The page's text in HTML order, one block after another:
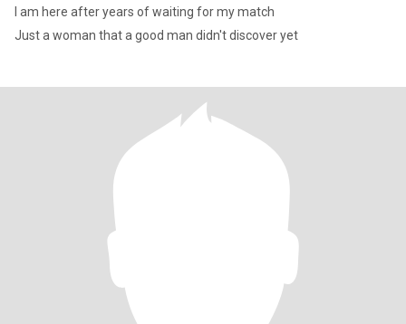
I am here after years of waiting for my match
Just a woman that a good man didn't discover yet